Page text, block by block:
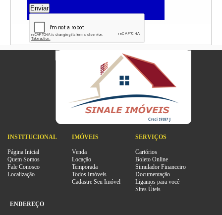
Enviar
INSTITUCIONAL
Página Inicial
Quem Somos
Fale Conosco
Localização
IMÓVEIS
Venda
Locação
Temporada
Todos Imóveis
Cadastre Seu Imóvel
SERVIÇOS
Cartórios
Boleto Online
Simulador Financeiro
Documentação
Ligamos para você
Sites Úteis
ENDEREÇO